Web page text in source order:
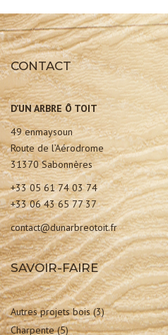
CONTACT
D’UN ARBRE Ô TOIT
49 enmaysoun
Route de l’Aérodrome
31370 Sabonnères
+33 05 61 74 03 74
+33 06 43 65 77 37
contact@dunarbreotoit.fr
SAVOIR-FAIRE
Autres projets bois(3)
Charpente(5)